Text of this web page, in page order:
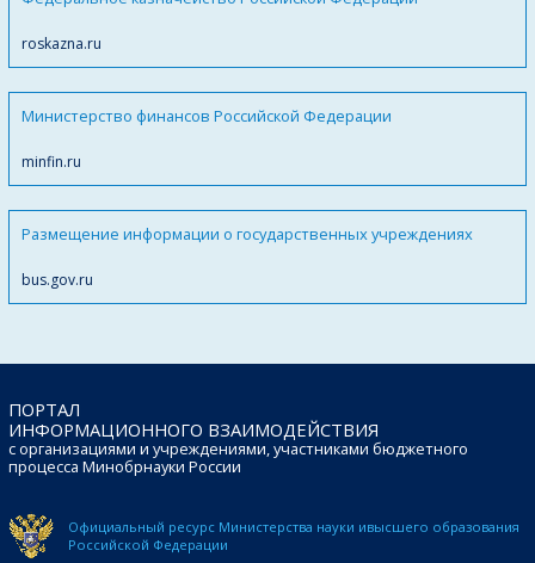
roskazna.ru
Министерство финансов Российской Федерации
minfin.ru
Размещение информации о государственных учреждениях
bus.gov.ru
ПОРТАЛ
ИНФОРМАЦИОННОГО ВЗАИМОДЕЙСТВИЯ
с организациями и учреждениями, участниками бюджетного
процесса Минобрнауки России
Официальный ресурс Министерства науки ивысшего образования
Российской Федерации